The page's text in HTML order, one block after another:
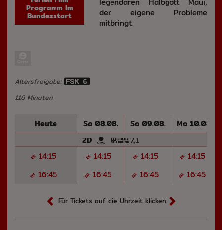
Programm Im
Bundesstart
der eigene Probleme
mitbringt.
Altersfreigabe:
116 Minuten
Heute Sa 08.08. So 09.08. Mo 10.08.
14:15 14:15 14:15
14:15
16:45
16:45 16:45 16:45
2D
Für Tickets auf die Uhrzeit klicken.